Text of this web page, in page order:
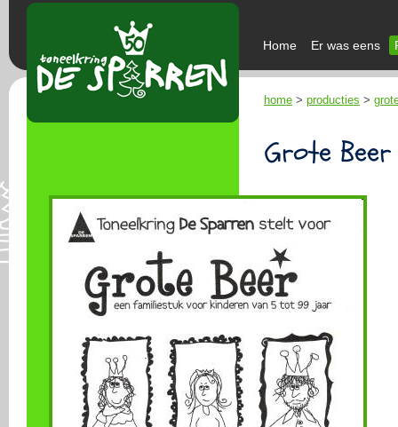
Home Er was eens
home > producties >
Grote Beer